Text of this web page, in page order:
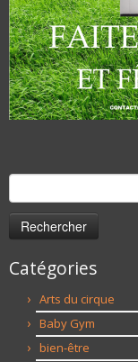
Rechercher :
Catégories
Arts du cirque
Baby Gym
bien-être